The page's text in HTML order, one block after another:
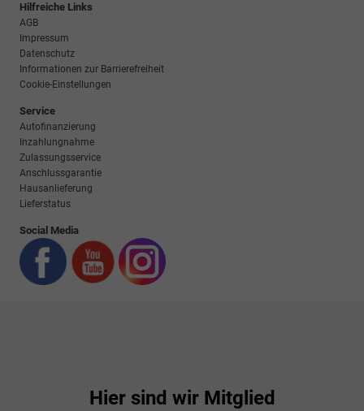
Hilfreiche Links
AGB
Impressum
Datenschutz
Informationen zur Barrierefreiheit
Cookie-Einstellungen
Service
Autofinanzierung
Inzahlungnahme
Zulassungsservice
Anschlussgarantie
Hausanlieferung
Lieferstatus
Social Media
Hier sind wir Mitglied